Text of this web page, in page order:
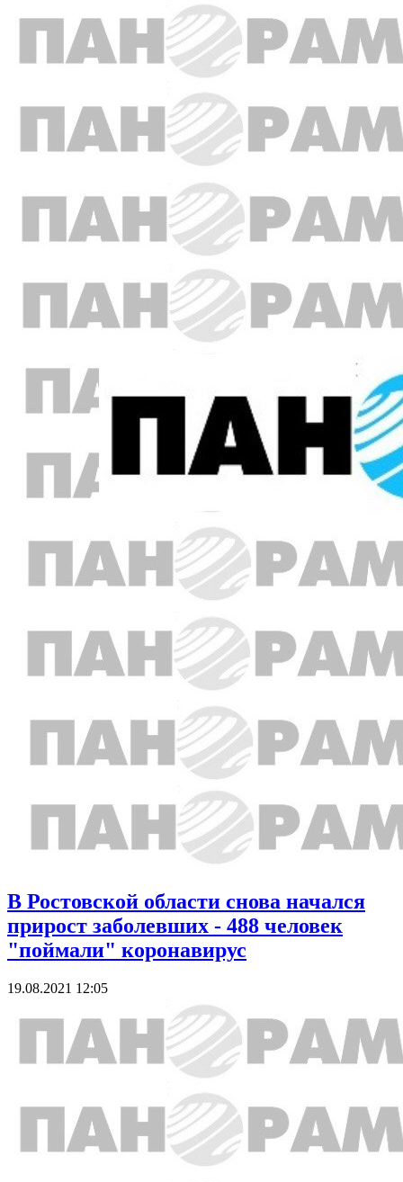
В Ростовской области снова начался
прирост заболевших - 488 человек
"поймали" коронавирус
19.08.2021 12:05